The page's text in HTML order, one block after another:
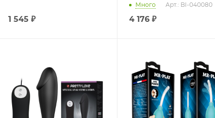
1 545 ₽
Много Арт.: BI-040080
4 176₽